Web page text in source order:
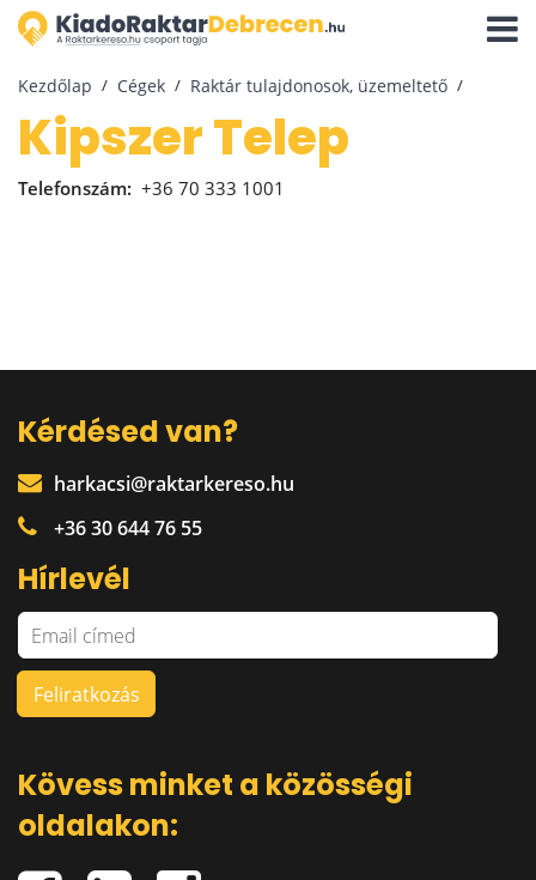
Kezdőlap Cégek Raktár tulajdonosok, üzemeltető
Kipszer Telep
Telefonszám: +36 70 333 1001
Kérdésed van?
harkacsi@raktarkereso.hu
+36 30 644 76 55
Hírlevél
Kövess minket a közösségi
oldalakon: